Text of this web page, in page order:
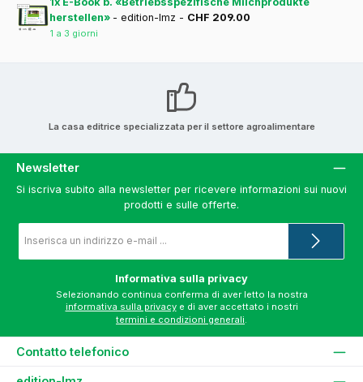
herstellen» - edition-lmz - CHF 209.00
1 a 3 giorni
La casa editrice specializzata per il settore agroalimentare
Newsletter
Si iscriva subito alla newsletter per ricevere informazioni sui nuovi
prodotti e sulle offerte.
e-
*
Informativa sulla privacy
informativa sulla privacy
termini e condizioni generali.
Contatto telefonico